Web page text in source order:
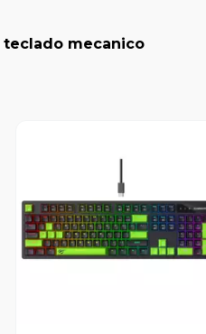
teclado mecanico
Vista Previa